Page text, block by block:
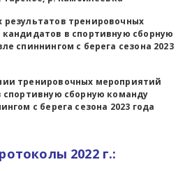
результатов тренировочных
в спортивную сборную
спиннингом с берега сезона 2023
тренировочных мероприятий
сборную команду
с берега сезона 2023 года
2022 г.: